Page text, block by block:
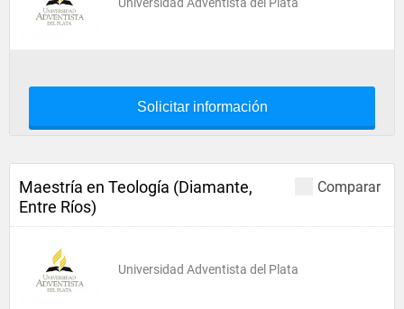
Solicitar información
Comparar
Maestría en Teología (Diamante,
Entre Ríos)
Universidad Adventista del Plata